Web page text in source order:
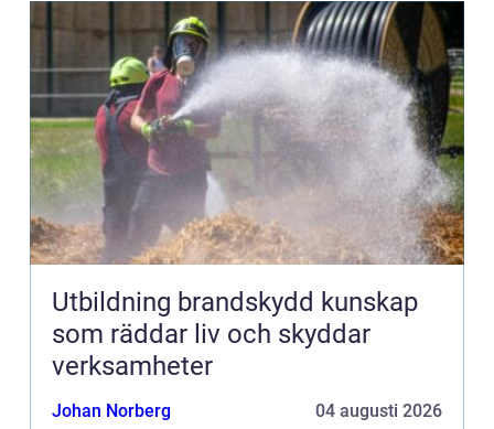
Utbildning brandskydd kunskap
som räddar liv och skyddar
verksamheter
Johan Norberg 04 augusti 2026